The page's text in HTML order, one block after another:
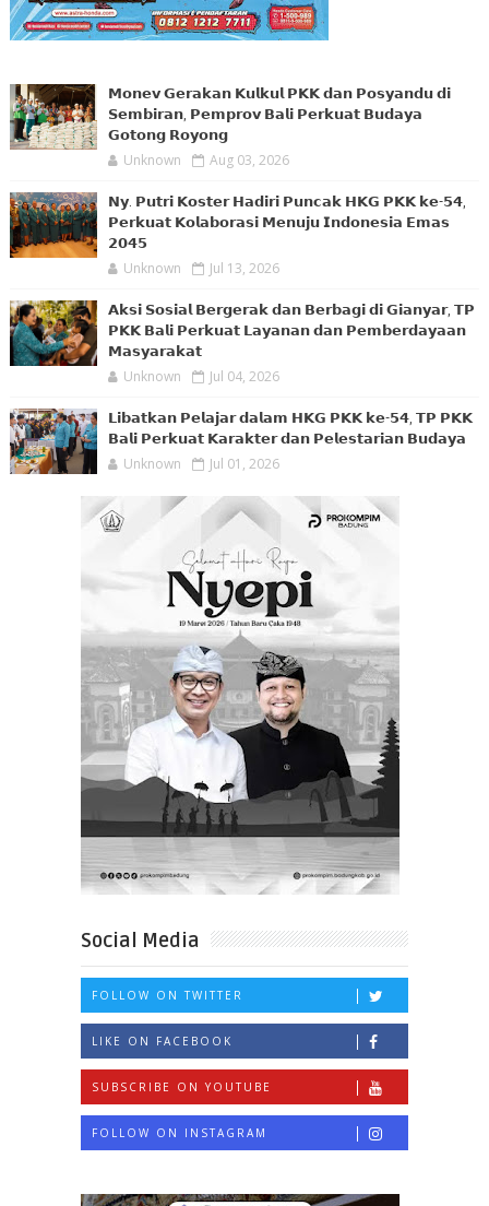
𝗠𝗼𝗻𝗲𝘃 𝗚𝗲𝗿𝗮𝗸𝗮𝗻 𝗞𝘂𝗹𝗸𝘂𝗹 𝗣𝗞𝗞 𝗱𝗮𝗻 𝗣𝗼𝘀𝘆𝗮𝗻𝗱𝘂 𝗱𝗶
𝗦𝗲𝗺𝗯𝗶𝗿𝗮𝗻, 𝗣𝗲𝗺𝗽𝗿𝗼𝘃 𝗕𝗮𝗹𝗶 𝗣𝗲𝗿𝗸𝘂𝗮𝘁 𝗕𝘂𝗱𝗮𝘆𝗮
𝗚𝗼𝘁𝗼𝗻𝗴 𝗥𝗼𝘆𝗼𝗻𝗴
Unknown Aug 03, 2026
𝗡𝘆. 𝗣𝘂𝘁𝗿𝗶 𝗞𝗼𝘀𝘁𝗲𝗿 𝗛𝗮𝗱𝗶𝗿𝗶 𝗣𝘂𝗻𝗰𝗮𝗸 𝗛𝗞𝗚 𝗣𝗞𝗞 𝗸𝗲-𝟱𝟰,
𝗣𝗲𝗿𝗸𝘂𝗮𝘁 𝗞𝗼𝗹𝗮𝗯𝗼𝗿𝗮𝘀𝗶 𝗠𝗲𝗻𝘂𝗷𝘂 𝗜𝗻𝗱𝗼𝗻𝗲𝘀𝗶𝗮 𝗘𝗺𝗮𝘀
𝟮𝟬𝟰𝟱
Unknown Jul 13, 2026
𝗔𝗸𝘀𝗶 𝗦𝗼𝘀𝗶𝗮𝗹 𝗕𝗲𝗿𝗴𝗲𝗿𝗮𝗸 𝗱𝗮𝗻 𝗕𝗲𝗿𝗯𝗮𝗴𝗶 𝗱𝗶 𝗚𝗶𝗮𝗻𝘆𝗮𝗿, 𝗧𝗣
𝗣𝗞𝗞 𝗕𝗮𝗹𝗶 𝗣𝗲𝗿𝗸𝘂𝗮𝘁 𝗟𝗮𝘆𝗮𝗻𝗮𝗻 𝗱𝗮𝗻 𝗣𝗲𝗺𝗯𝗲𝗿𝗱𝗮𝘆𝗮𝗮𝗻
𝗠𝗮𝘀𝘆𝗮𝗿𝗮𝗸𝗮𝘁
Unknown Jul 04, 2026
𝗟𝗶𝗯𝗮𝘁𝗸𝗮𝗻 𝗣𝗲𝗹𝗮𝗷𝗮𝗿 𝗱𝗮𝗹𝗮𝗺 𝗛𝗞𝗚 𝗣𝗞𝗞 𝗸𝗲-𝟱𝟰, 𝗧𝗣 𝗣𝗞𝗞
𝗕𝗮𝗹𝗶 𝗣𝗲𝗿𝗸𝘂𝗮𝘁 𝗞𝗮𝗿𝗮𝗸𝘁𝗲𝗿 𝗱𝗮𝗻 𝗣𝗲𝗹𝗲𝘀𝘁𝗮𝗿𝗶𝗮𝗻 𝗕𝘂𝗱𝗮𝘆𝗮
Unknown Jul 01, 2026
Social Media
FOLLOW ON TWITTER
LIKE ON FACEBOOK
SUBSCRIBE ON YOUTUBE
FOLLOW ON INSTAGRAM